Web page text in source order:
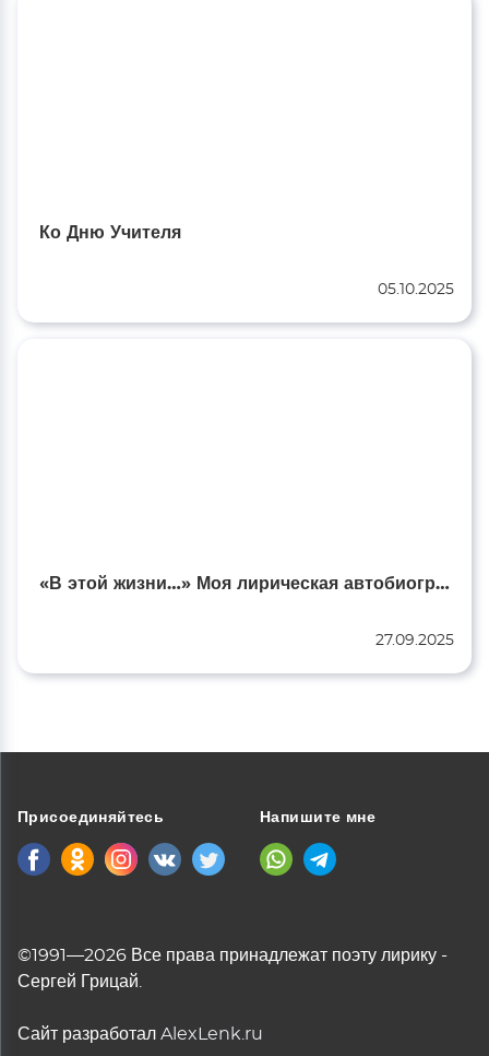
Ко Дню Учителя
05.10.2025
«В этой жизни…» Моя лирическая автобиография…
27.09.2025
Присоединяйтесь Напишите мне
©1991—2026 Все права принадлежат поэту лирику -
Сергей Грицай.
Сайт разработал AlexLenk.ru